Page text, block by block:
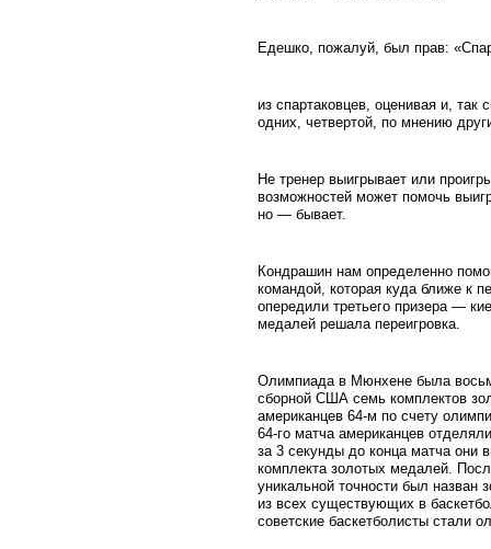
Едешко, пожалуй, был прав:
из спартаковцев, оценивая и,
одних, четвертой, по мнению
Не тренер выигрывает или
возможностей может помочь
но — бывает.
Кондрашин нам определенно
командой, которая куда ближе к
опередили третьего призера —
медалей решала переигровка.
Олимпиада в Мюнхене была
сборной США семь комплектов
американцев 64-м по счету
64-го матча американцев
за 3 секунды до конца матча они
комплекта золотых медалей.
уникальной точности был
из всех существующих в
советские баскетболисты стали